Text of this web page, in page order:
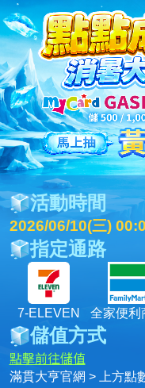
活動時間
2026/06/10(三)
指定通路
7-ELEVEN 全家便利
儲值方式
點擊前往儲值
滿貫大亨官網 > 上方點